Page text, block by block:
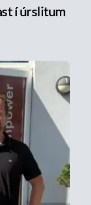
í úrslitum